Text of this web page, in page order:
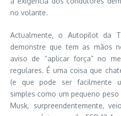
no volante.
Actualmente, o Autopilot da
demonstre que tem as mãos
aviso de “aplicar força” no
regulares. É uma coisa que
(e que pode ser facilmente
simples como um pequeno
Musk, surpreendentemente,